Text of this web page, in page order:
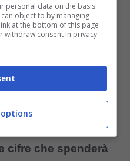
Non solo quella di
andrà a
al Chelsea.
giocatore, a
l’Inter a fare
che sarà
cifre che spenderà
personal data on the basis
object to by managing
at the bottom of this page
withdraw consent in privacy